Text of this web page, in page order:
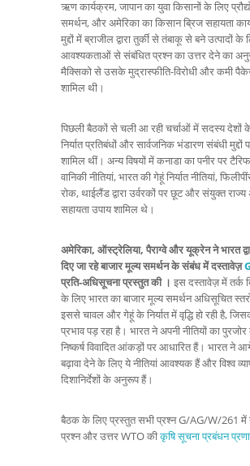
ऋण कार्यक्रम, जापान का युवा किसानों के लिए
समर्थन, और अमेरिका का किसान ब्रिज सहायता
मुद्दों में ब्राजील द्वारा तुर्की से तंबाकू से बने उत्पादों
आवश्यकताओं से संबंधित प्रश्न का उत्तर देने का
मैक्सिको से उसके मुद्रास्फीति-विरोधी और कमी
शामिल थी।
पिछली बैठकों से चली आ रही चर्चाओं में सदस्य देशों
निर्यात प्रतिबंधों और सार्वजनिक भंडारण संबंधी मुद्दों
शामिल थीं। अन्य विषयों में कनाडा का पनीर पर
वानिकी नीतियां, भारत की गेहूं निर्यात नीतियां,
रोक, थाईलैंड द्वारा उर्वरकों पर छूट और संयुक्त
सहायता उपाय शामिल थे।
अमेरिका, ऑस्ट्रेलिया, पैराग्वे और यूक्रेन नेभारत
दिए जा रहे बाजार मूल्य समर्थन के संबंध में दस्तावेज़
प्रति-अधिसूचना प्रस्तुत की । इस दस्तावेज़ में तर्क
के लिए भारत का बाजार मूल्य समर्थन अधिसूचित
इससे चावल और गेहूं के निर्यात में वृद्धि हो रही है,
प्रभाव पड़ रहा है। भारत ने अपनी नीतियों का
निष्कर्ष विवादित आंकड़ों पर आधारित हैं। भारत ने
बढ़ावा देने के लिए ये नीतियां आवश्यक हैं और विश्व
दिशानिर्देशों के अनुरूप हैं।
बैठक के लिए प्रस्तुत सभी प्रश्न G/AG/W/261 में
प्रश्न और उत्तर WTO कीकृषि सूचना प्रबंधन